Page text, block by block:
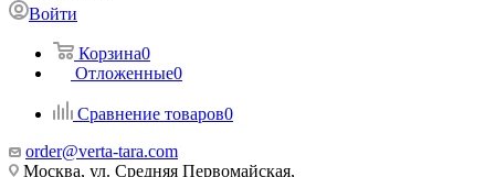
Войти
Корзина0
Отложенные0
Сравнение товаров0
order@verta-tara.com
Москва, ул. Средняя Первомайская,